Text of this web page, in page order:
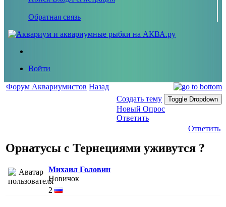
Обратная связь
Войти
Форум Аквариумистов Назад
Создать тему
Toggle Dropdown
Новый Опрос
Ответить
Ответить
Орнатусы с Тернециями уживутся ?
Михаил Головин
Новичок
2